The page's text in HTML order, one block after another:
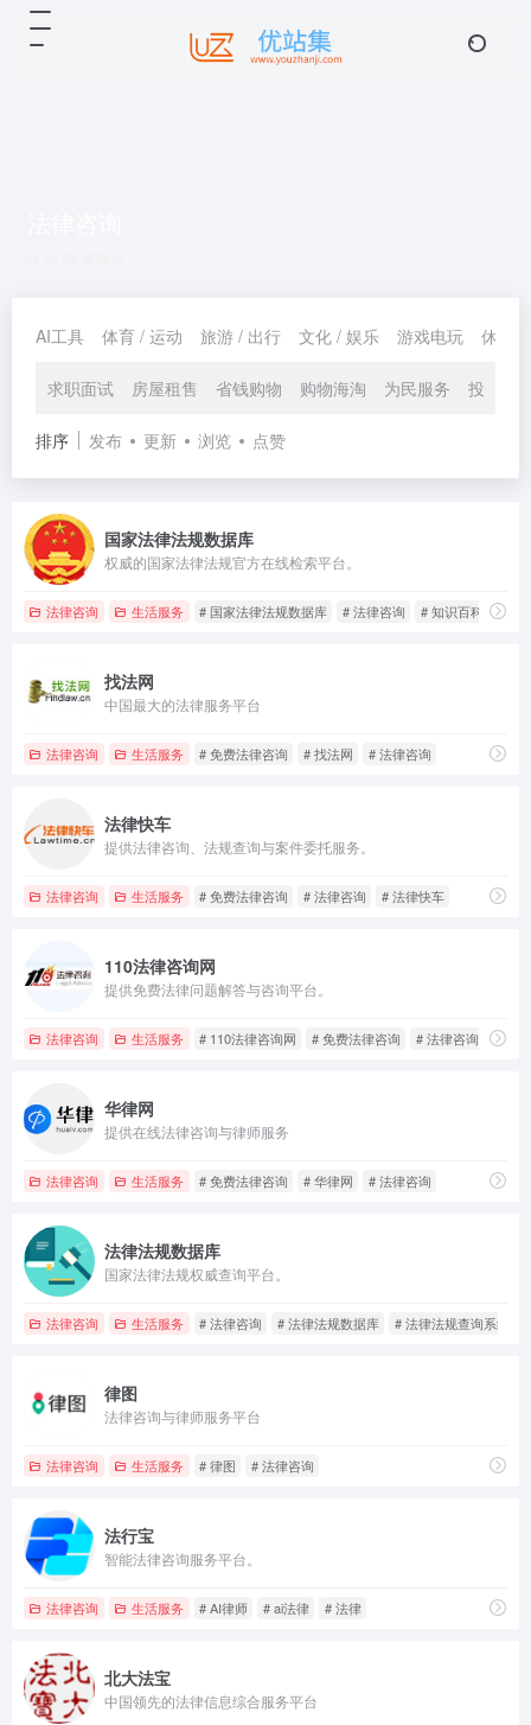
AI工具 体育 / 运动 旅游 / 出行 文化 / 娱乐 游戏电玩 休闲 /
求职面试 房屋租售 省钱购物 购物海淘 为民服务 投诉举
排序 发布 更新 浏览 点赞
国家法律法规数据库
权威的国家法律法规官方在线检索平台。
法律咨询 生活服务 # 国家法律法规数据库 # 法律咨询 # 知识百科
找法网
中国最大的法律服务平台
法律咨询 生活服务 # 免费法律咨询 # 找法网 # 法律咨询
法律快车
提供法律咨询、法规查询与案件委托服务。
法律咨询 生活服务 # 免费法律咨询 # 法律咨询 # 法律快车
110法律咨询网
提供免费法律问题解答与咨询平台。
法律咨询 生活服务 # 110法律咨询网 # 免费法律咨询 # 法律咨询
华律网
提供在线法律咨询与律师服务
法律咨询 生活服务 # 免费法律咨询 # 华律网 # 法律咨询
法律法规数据库
国家法律法规权威查询平台。
法律咨询 生活服务 # 法律咨询 # 法律法规数据库 # 法律法规查询系统
律图
法律咨询与律师服务平台
法律咨询 生活服务 # 律图 # 法律咨询
法行宝
智能法律咨询服务平台。
法律咨询 生活服务 # AI律师 # ai法律 # 法律
北大法宝
中国领先的法律信息综合服务平台